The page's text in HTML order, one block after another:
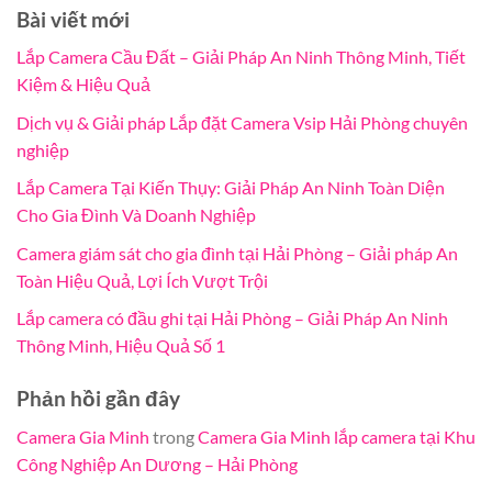
Bài viết mới
Lắp Camera Cầu Đất – Giải Pháp An Ninh Thông Minh, Tiết
Kiệm & Hiệu Quả
Dịch vụ & Giải pháp Lắp đặt Camera Vsip Hải Phòng chuyên
nghiệp
Lắp Camera Tại Kiến Thụy: Giải Pháp An Ninh Toàn Diện
Cho Gia Đình Và Doanh Nghiệp
Camera giám sát cho gia đình tại Hải Phòng – Giải pháp An
Toàn Hiệu Quả, Lợi Ích Vượt Trội
Lắp camera có đầu ghi tại Hải Phòng – Giải Pháp An Ninh
Thông Minh, Hiệu Quả Số 1
Phản hồi gần đây
Camera Gia Minh trongCamera Gia Minh lắp camera tại Khu
Công Nghiệp An Dương – Hải Phòng